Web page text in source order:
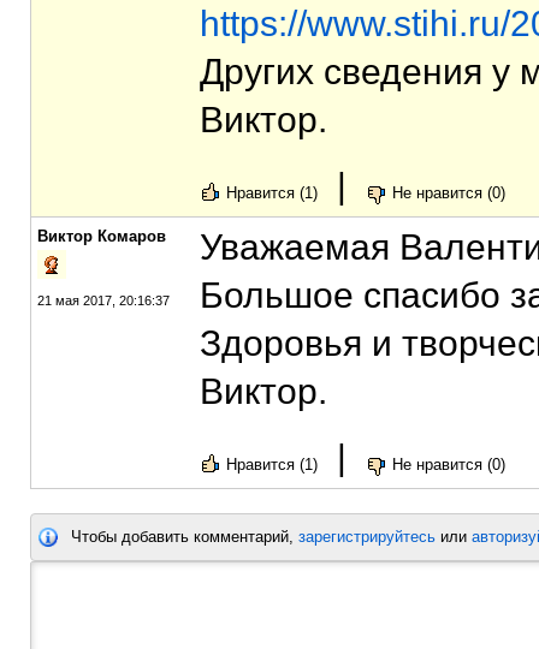
https://www.stihi.ru/
Других сведения у
Виктор.
Нравится (1) | Не нравится (0)
Виктор Комаров
21 мая 2017, 20:16:37
Уважаемая
Большое спасибо
Здоровья и
Виктор.
Нравится (1) | Не нравится (0)
Чтобы добавить комментарий, зарегистрируйтесь или